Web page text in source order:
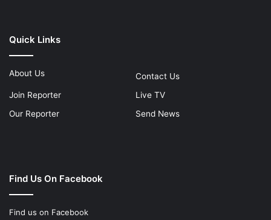
Quick Links
About Us
Contact Us
Join Reporter
Live TV
Our Reporter
Send News
Find Us On Facebook
Find us on Facebook